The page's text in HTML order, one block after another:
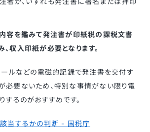
内容を鑑みて発注書が印紙税の課税文書
収入印紙が必要となります。
ールなどの電磁的記録で発注書を交付す
必要ないため、特別な事情がない限り電
するのがおすすめです。
当するかの判断 - 国税庁